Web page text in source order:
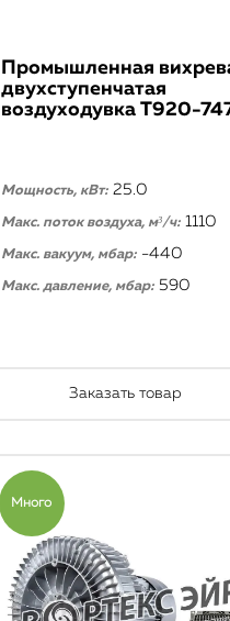
Промышленная
двухступенчатая
воздуходувка T920-
Мощность, кВт:25.0
Макс. поток воздуха, м³/ч:1110
Макс. вакуум, мбар:-440
Макс. давление, мбар:590
Заказать товар
Много